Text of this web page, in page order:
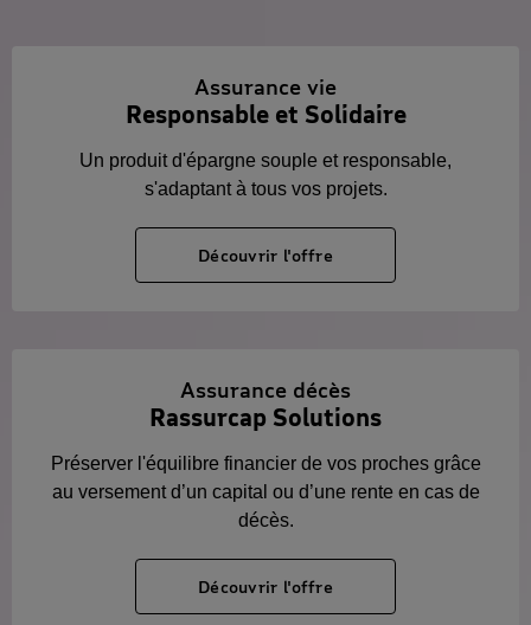
Assurance vie
Responsable et Solidaire
Un produit d'épargne souple et responsable,
s'adaptant à tous vos projets.
Découvrir l'offre
Assurance décès
Rassurcap Solutions
Préserver l'équilibre financier de vos proches grâce
au versement d’un capital ou d’une rente en cas de
décès.
Découvrir l'offre